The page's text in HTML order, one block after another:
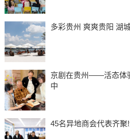
多彩贵州 爽爽贵阳 湖
京剧在贵州——活态体
中
45名异地商会代表齐